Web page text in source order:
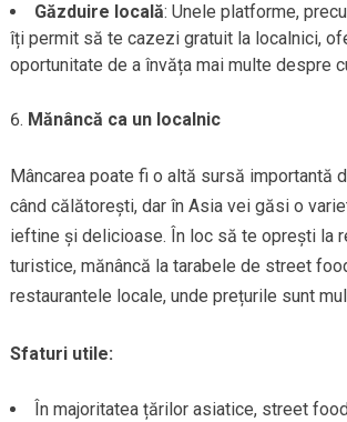
Găzduire locală: Unele platforme,
îți permit să te cazezi gratuit la localnici,
oportunitate de a învăța mai multe despre
Mănâncă ca un localnic
Mâncarea poate fi o altă sursă importantă
când călătorești, dar în Asia vei găsi o
ieftine și delicioase. În loc să te oprești la
turistice, mănâncă la tarabele de street
restaurantele locale, unde prețurile sunt
Sfaturi utile:
În majoritatea țărilor asiatice, street